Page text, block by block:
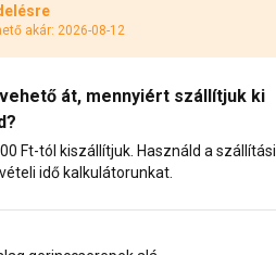
akár: 2026-08-12
át, mennyiért szállítjuk ki
Ft-tól kiszállítjuk. Használd a szállítási
idő kalkulátorunkat.